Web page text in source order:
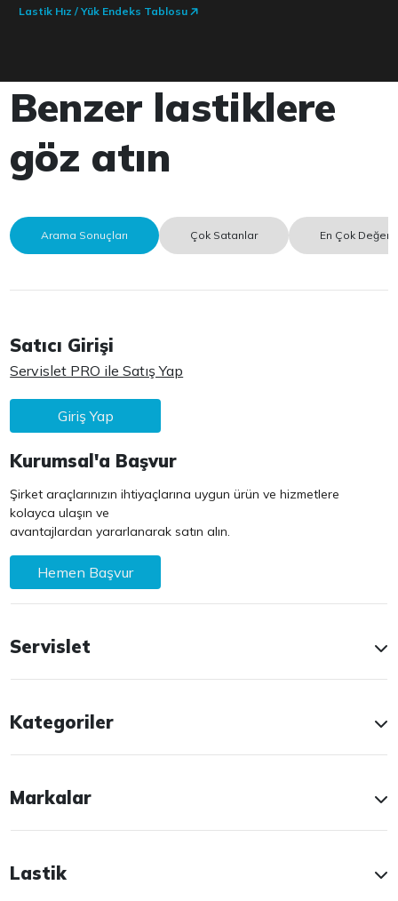
Lastik Hız / Yük Endeks Tablosu
Benzer lastiklere
göz atın
Arama Sonuçları Çok Satanlar En Çok
Satıcı Girişi
Servislet PRO ile Satış Yap
Giriş Yap
Kurumsal'a Başvur
Şirket araçlarınızın ihtiyaçlarına uygun ürün ve hizmetlere
kolayca ulaşın ve
avantajlardan yararlanarak satın alın.
Hemen Başvur
Servislet
Kategoriler
Markalar
Lastik